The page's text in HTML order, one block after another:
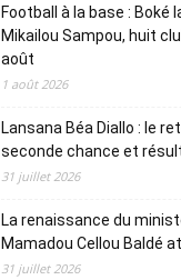
Football à la base : Boké
Mikailou Sampou, huit
août
1 août 2026
Lansana Béa Diallo : le
seconde chance et
31 juillet 2026
La renaissance du
Mamadou Cellou Baldé
31 juillet 2026